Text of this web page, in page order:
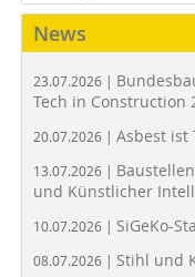
News
23.07.2026 |
Tech in Construction
20.07.2026 | Asbest ist
13.07.2026 |
und Künstlicher
10.07.2026 | SiGeKo-
08.07.2026 | Stihl und